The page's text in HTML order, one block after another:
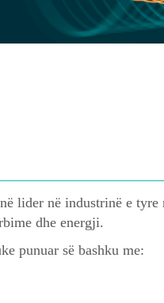
lider në industrinë e
dhe energji.
punuar së bashku me: